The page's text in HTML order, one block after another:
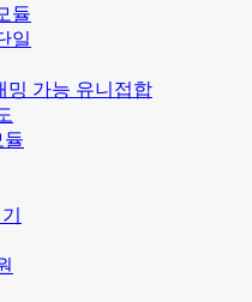
듈
일
밍 가능 유니접합
듈